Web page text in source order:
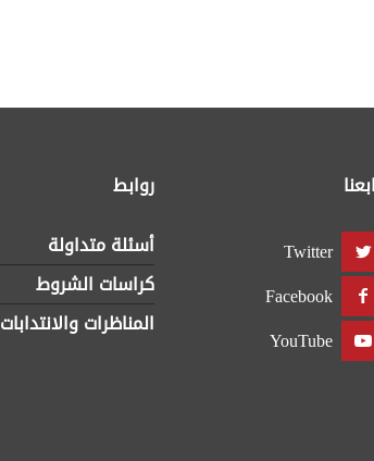
Twitter
Facebook
YouTube
روابط
أسئلة متداولة
كراسات الشروط
المناظرات والانتدابات